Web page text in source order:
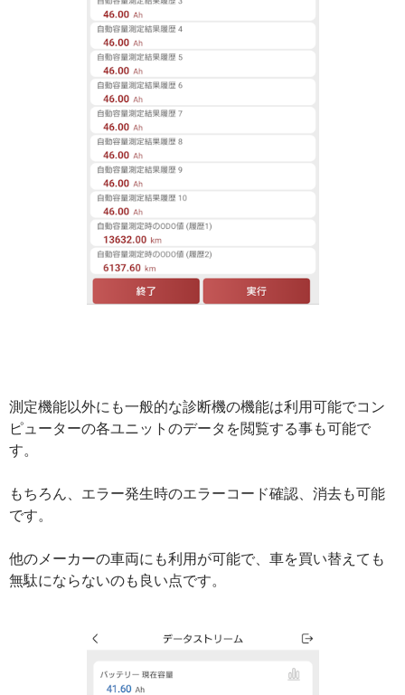
測定機能以外にも一般的な診断機の機能は利用可能でコン
ピューターの各ユニットのデータを閲覧する事も可能で
す。
もちろん、エラー発生時のエラーコード確認、消去も可能
です。
他のメーカーの車両にも利用が可能で、車を買い替えても
無駄にならないのも良い点です。